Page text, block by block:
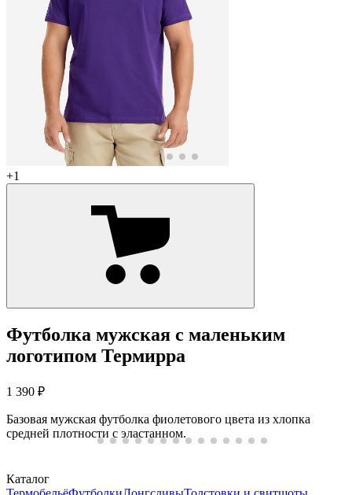
+1
Футболка мужская с маленьким
логотипом Термирра
1 390 ₽
Базовая мужская футболка фиолетового цвета из хлопка
средней плотности с эластанном.
Каталог